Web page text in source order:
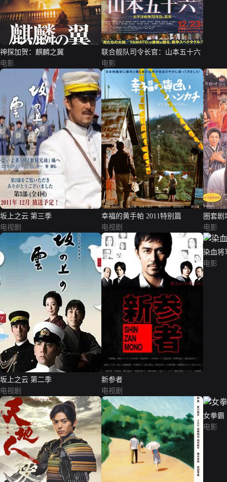
神探加贺：麒麟之翼
电影
联合舰队司令长官：山本五十六
电影
坂上之云 第三季
电视剧
幸福的黄手帕 2011特别篇
电视剧
圈套剧
电影
坂上之云 第二季
电视剧
新参者
电视剧
染血将
电影
女拳霸
电影